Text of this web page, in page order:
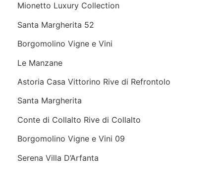
Mionetto Luxury Collection
Santa Margherita 52
Borgomolino Vigne e Vini
Le Manzane
Astoria Casa Vittorino Rive di Refrontolo
Santa Margherita
Conte di Collalto Rive di Collalto
Borgomolino Vigne e Vini 09
Serena Villa D’Arfanta